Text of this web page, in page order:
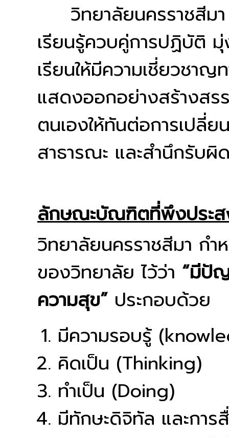
วิทยาลัยนครราชสีมา
เรียนรู้ควบคู่การปฏิบัติ
เรียนให้มีความเชี่ยวชา
แสดงออกอย่างสร้างส
ตนเองให้ทันต่อการเปลี่
สาธารณะ และสำนึกรับ
ลักษณะบัณฑิตที่พึงประ
วิทยาลัยนครราชสีมา
ของวิทยาลัย ไว้ว่า “มีปั
ความสุข” ประกอบด้วย
มีความรอบรู้
คิดเป็น (Thinking)
ทำเป็น (Doing)
มีทักษะดิจิทัล และกา